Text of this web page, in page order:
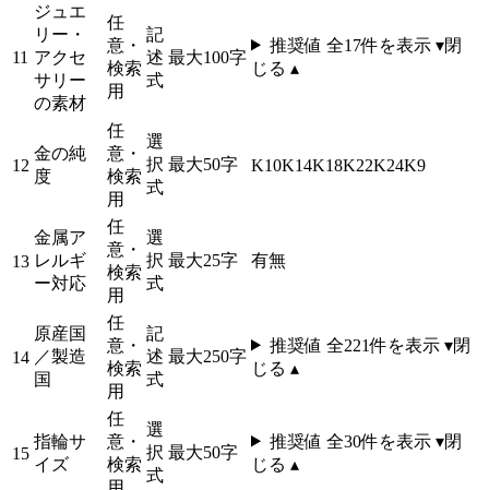
11
ジュエ
リー・
アクセ
サリー
の素材
任
意・
検索
用
記
述
式
最大100字
推奨値 全17件を表示 ▾閉
じる ▴
12
金の純
度
任
意・
検索
用
選
択
式
最大50字 K10K14K18K22K24K9
13
金属ア
レルギ
ー対応
任
意・
検索
用
選
択
式
最大25字 有無
14
原産国
／製造
国
任
意・
検索
用
記
述
式
最大250字
推奨値 全221件を表示 ▾閉
じる ▴
15
指輪サ
イズ
任
意・
検索
選
択
式
最大50字
推奨値 全30件を表示 ▾閉
じる ▴